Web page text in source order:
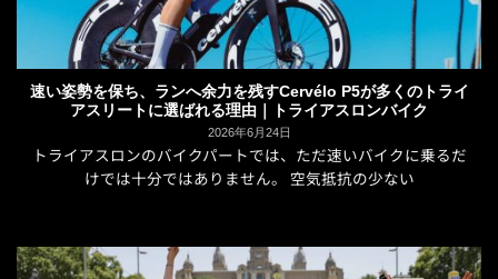
速い姿勢を保ち、ランへ余力を残すCervélo P5が多くのトライ
アスリートに選ばれる理由｜トライアスロンバイク
2026年6月24日
トライアスロンのバイクパートでは、ただ速いバイクに乗るだ
けでは十分ではありません。 空気抵抗の少ない